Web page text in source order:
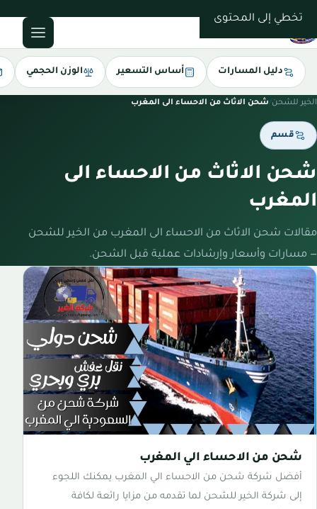
تخطي إلى المحتوى
دليل المسارات أساس التسعير الوزن الحجمي
الخير للشحن/شحن الاثاث من الاحساء الى المغرب
قسم
شحن الاثاث من الاحساء الى
المغرب
مقالات شحن الاثاث من الاحساء الى المغرب من الخير للشحن
— مسارات وأسعار وإرشادات عملية قبل الشحن.
شحن من الاحساء الي المغرب
أفضل شركة شحن من الاحساء الي المغرب يمكنك اللجوء
إلى شركة الخير للشحن لما تقدمه من مزايا رائعة لكافة